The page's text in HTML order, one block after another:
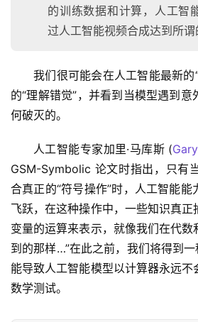
的训练数据和计算，人工智
过人工智能视频合成达到所
我们很可能会在人工智能最新的
的“理解错觉”，并看到当模型遇到
何破灭的。
人工智能专家加里·马库斯 (
GSM-Symbolic 论文时指出，只有
合真正的“符号操作”时，人工智能
飞跃，在这种操作中，一些知识真
变量的运算来表示，就像我们在代数
到的那样…”在此之前，我们将得到
能导致人工智能模型以计算器永远
数学测试。